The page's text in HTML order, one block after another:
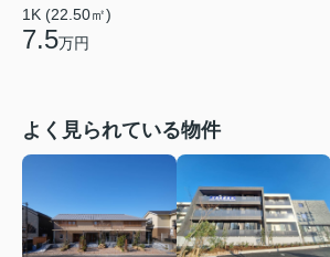
1K (22.50㎡)
7.5万円
よく見られている物件